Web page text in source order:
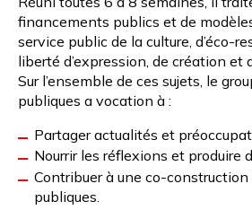
financements publics et de
service public de la culture, d’éco-
liberté d’expression, de création et
Sur l’ensemble de ces sujets, le
publiques a vocation à :
Partager actualités et
Nourrir les réflexions et produire
Contribuer à une co-
publiques.